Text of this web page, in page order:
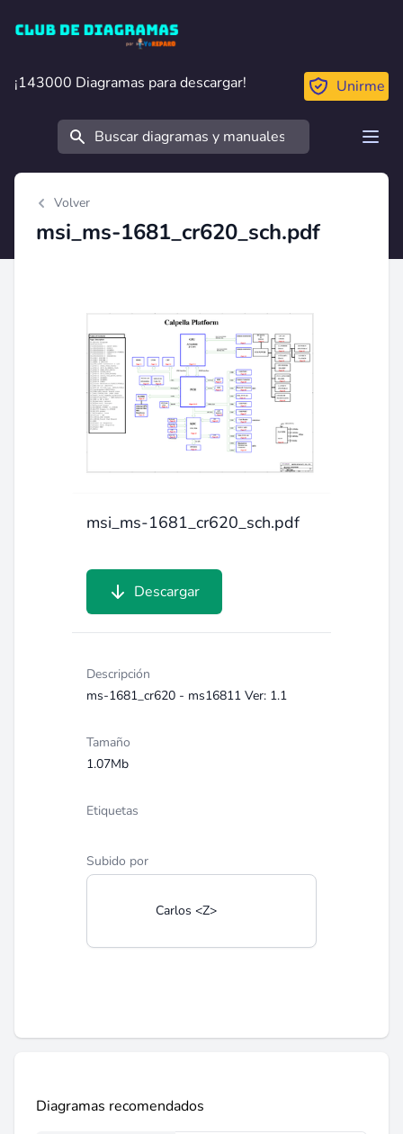
Club de Diagramas
¡143000 Diagramas para descargar!
¡143000 Diagramas para descargar! Unirme
Buscar
Volver
msi_ms-1681_cr620_sch.pdf
msi_ms-1681_cr620_sch.pdf
Descargar
Descripción
ms-1681_cr620 - ms16811 Ver: 1.1
Tamaño
1.07Mb
Etiquetas
Subido por
Carlos <Z>
Diagramas recomendados